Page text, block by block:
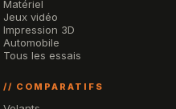
Matériel
Jeux vidéo
Impression 3D
Automobile
Tous les essais
// COMPARATIFS